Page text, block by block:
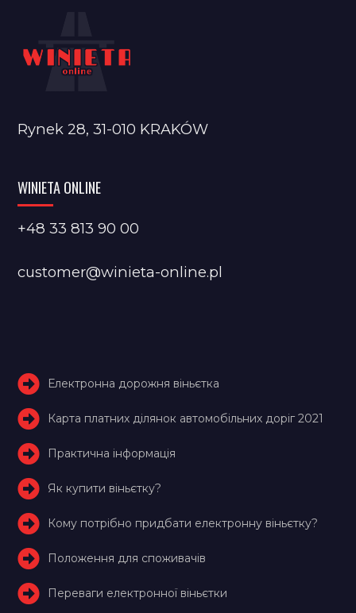
Rynek 28, 31-010 KRAKÓW
WINIETA ONLINE
+48 33 813 90 00
customer@winieta-online.pl
Електронна дорожня віньєтка
Карта платних ділянок автомобільних доріг 2021
Практична інформація
Як купити віньєтку?
Кому потрібно придбати електронну віньєтку?
Положення для споживачів
Переваги електронної віньєтки